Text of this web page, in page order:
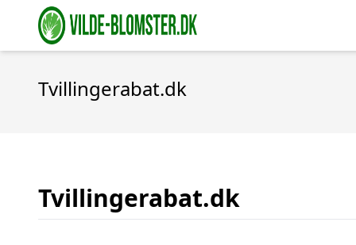
Tvillingerabat.dk
Tvillingerabat.dk